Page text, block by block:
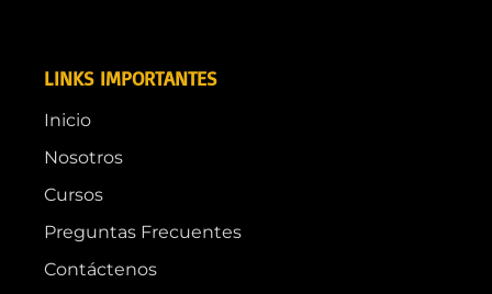
LINKS IMPORTANTES
Inicio
Nosotros
Cursos
Preguntas Frecuentes
Contáctenos